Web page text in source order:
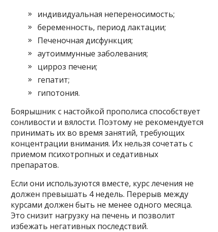
индивидуальная непереносимость;
беременность, период лактации;
Печеночная дисфункция;
аутоиммунные заболевания;
цирроз печени;
гепатит;
гипотония.
Боярышник с настойкой прополиса способствует
сонливости и вялости. Поэтому не рекомендуется
принимать их во время занятий, требующих
концентрации внимания. Их нельзя сочетать с
приемом психотропных и седативных
препаратов.
Если они используются вместе, курс лечения не
должен превышать 4 недель. Перерыв между
курсами должен быть не менее одного месяца.
Это снизит нагрузку на печень и позволит
избежать негативных последствий.